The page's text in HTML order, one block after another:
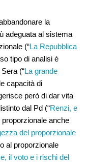
la
adeguata al sistema
(“La Repubblica
tipo di analisi è
(“La grande
capacità di
però di dar vita
dal Pd (“Renzi, e
proporzionale anche
del proporzionale
al proporzionale
il voto e i rischi del